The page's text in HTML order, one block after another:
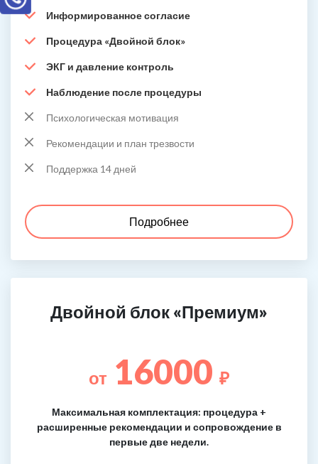
Информированное согласие
Процедура «Двойной блок»
ЭКГ и давление контроль
Наблюдение после процедуры
Психологическая мотивация
Рекомендации и план трезвости
Поддержка 14 дней
Подробнее
Двойной блок «Премиум»
от 16000 ₽
Максимальная комплектация: процедура +
расширенные рекомендации и сопровождение в
первые две недели.